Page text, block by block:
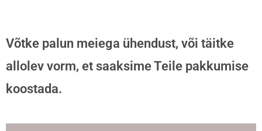
Võtke palun meiega ühendust, või täitke
allolev vorm, et saaksime Teile pakkumise
koostada.